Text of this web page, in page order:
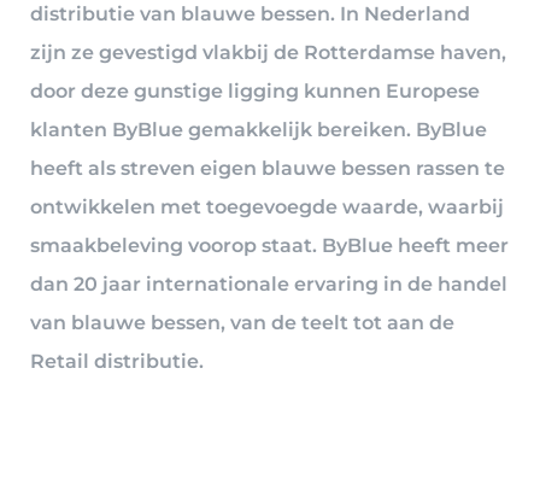
distributie van blauwe bessen. In Nederland
zijn ze gevestigd vlakbij de Rotterdamse haven,
door deze gunstige ligging kunnen Europese
klanten ByBlue gemakkelijk bereiken. ByBlue
heeft als streven eigen blauwe bessen rassen te
ontwikkelen met toegevoegde waarde, waarbij
smaakbeleving voorop staat. ByBlue heeft meer
dan 20 jaar internationale ervaring in de handel
van blauwe bessen, van de teelt tot aan de
Retail distributie.